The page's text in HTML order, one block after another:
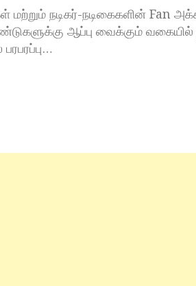
நடிகர்-நடிகைகளின் Fan
ஆப்பு வைக்கும் வகையில்